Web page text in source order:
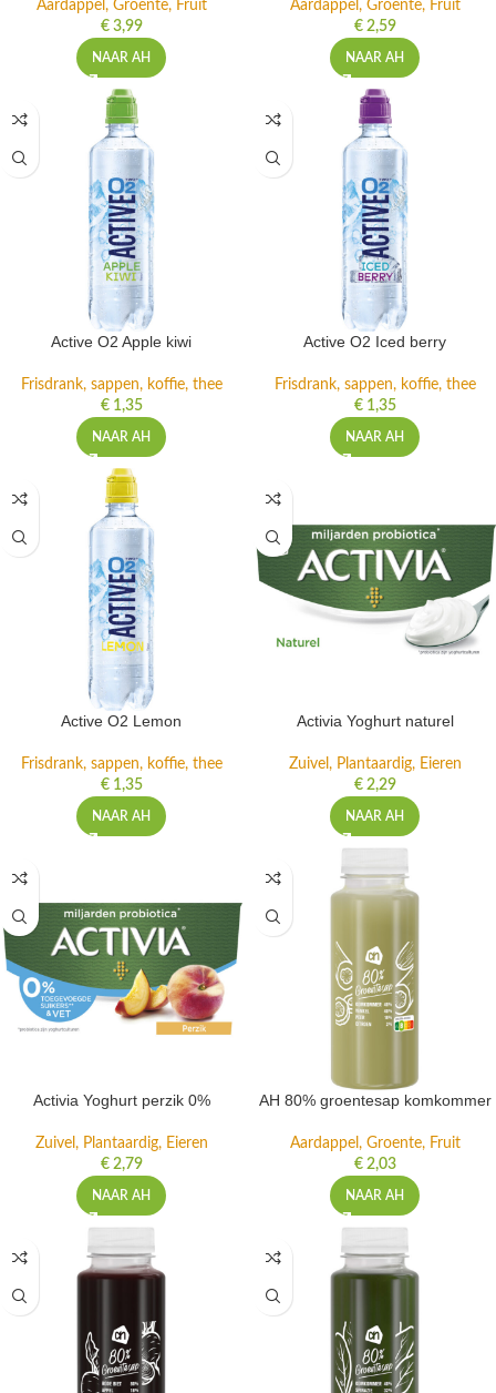
Aardappel, Groente, Fruit
€3,99
NAAR AH
Aardappel, Groente, Fruit
€2,59
NAAR AH
Active O2 Apple kiwi
Frisdrank, sappen, koffie, thee
€1,35
NAAR AH
Active O2 Iced berry
Frisdrank, sappen, koffie, thee
€1,35
NAAR AH
Active O2 Lemon
Frisdrank, sappen, koffie, thee
€1,35
NAAR AH
Activia Yoghurt naturel
Zuivel, Plantaardig, Eieren
€2,29
NAAR AH
Activia Yoghurt perzik 0%
Zuivel, Plantaardig, Eieren
€2,79
NAAR AH
AH 80% groentesap komkommer
Aardappel, Groente, Fruit
€2,03
NAAR AH